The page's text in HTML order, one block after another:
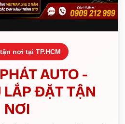
nơi tại TP.HCM
AUTO -
LẮP ĐẶT TẬN
NƠI